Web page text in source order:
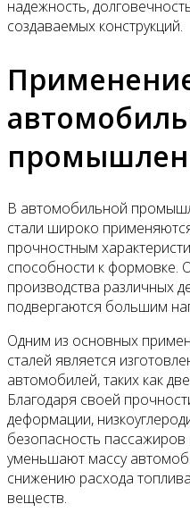
надежность,
создаваемых конструкций.
В автомобильной
стали широко
прочностным
способности к формовке.
производства различных
подвергаются большим
Одним из основных
сталей является
автомобилей, таких как
Благодаря своей
деформации,
безопасность пассажиров
уменьшают массу
снижению расхода
веществ.